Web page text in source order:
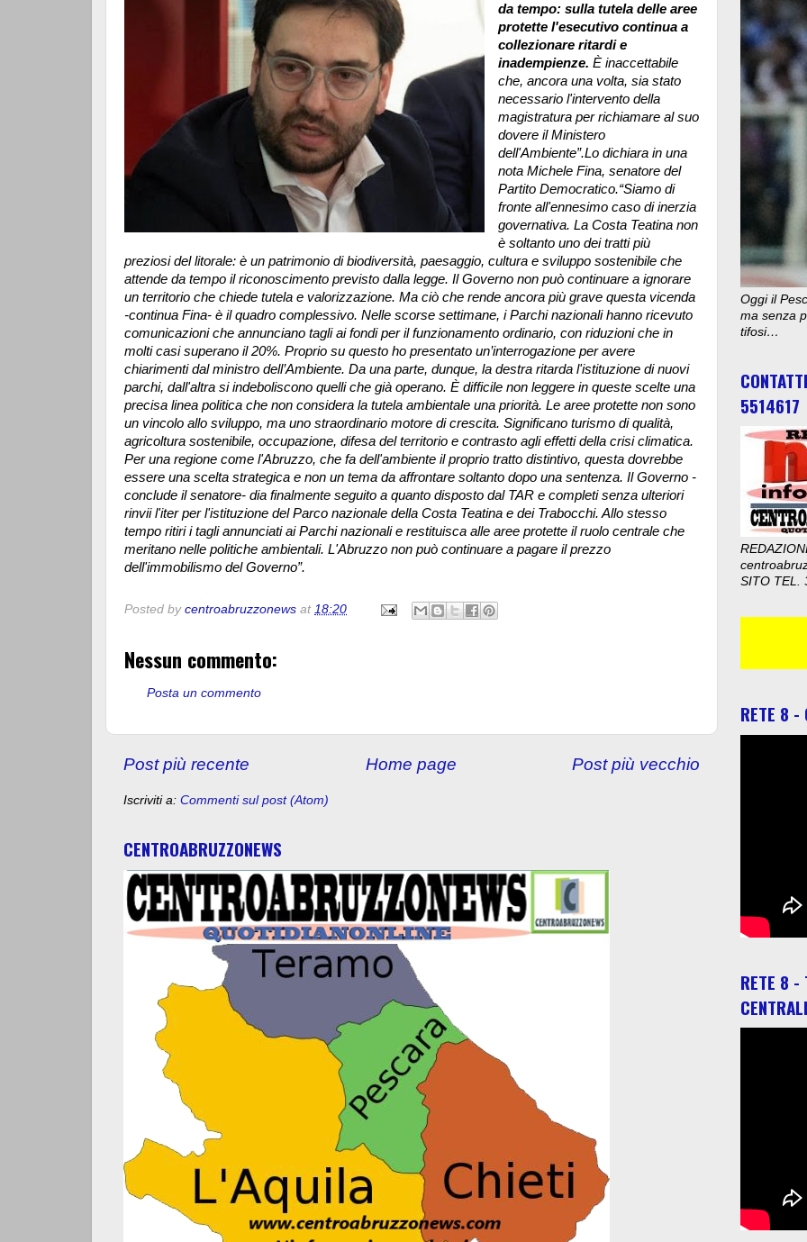
da tempo: sulla tutela delle aree
protette l'esecutivo continua a
collezionare ritardi e
inadempienze. È inaccettabile
che, ancora una volta, sia stato
necessario l'intervento della
magistratura per richiamare al suo
dovere il Ministero
dell'Ambiente”.Lo dichiara in una
nota Michele Fina, senatore del
Partito Democratico.“Siamo di
fronte all'ennesimo caso di inerzia
governativa. La Costa Teatina non
è soltanto uno dei tratti più
preziosi del litorale: è un patrimonio di biodiversità, paesaggio, cultura e sviluppo sostenibile che
attende da tempo il riconoscimento previsto dalla legge. Il Governo non può continuare a ignorare
un territorio che chiede tutela e valorizzazione. Ma ciò che rende ancora più grave questa vicenda
-continua Fina- è il quadro complessivo. Nelle scorse settimane, i Parchi nazionali hanno ricevuto
comunicazioni che annunciano tagli ai fondi per il funzionamento ordinario, con riduzioni che in
molti casi superano il 20%. Proprio su questo ho presentato un’interrogazione per avere
chiarimenti dal ministro dell’Ambiente. Da una parte, dunque, la destra ritarda l'istituzione di nuovi
parchi, dall'altra si indeboliscono quelli che già operano. È difficile non leggere in queste scelte una
precisa linea politica che non considera la tutela ambientale una priorità. Le aree protette non sono
un vincolo allo sviluppo, ma uno straordinario motore di crescita. Significano turismo di qualità,
agricoltura sostenibile, occupazione, difesa del territorio e contrasto agli effetti della crisi climatica.
Per una regione come l'Abruzzo, che fa dell'ambiente il proprio tratto distintivo, questa dovrebbe
essere una scelta strategica e non un tema da affrontare soltanto dopo una sentenza. Il Governo -
conclude il senatore- dia finalmente seguito a quanto disposto dal TAR e completi senza ulteriori
rinvii l'iter per l'istituzione del Parco nazionale della Costa Teatina e dei Trabocchi. Allo stesso
tempo ritiri i tagli annunciati ai Parchi nazionali e restituisca alle aree protette il ruolo centrale che
meritano nelle politiche ambientali. L'Abruzzo non può continuare a pagare il prezzo
dell'immobilismo del Governo”.
Posted by centroabruzzonews at 18:20
Nessun commento:
Posta un commento
Post più recente Post più vecchio
Home page
Iscriviti a: Commenti sul post (Atom)
CENTROABRUZZONEWS
Oggi il
ma senza
tifosi…
5514617
SITO TEL.
RETE 8 -
RETE 8 -